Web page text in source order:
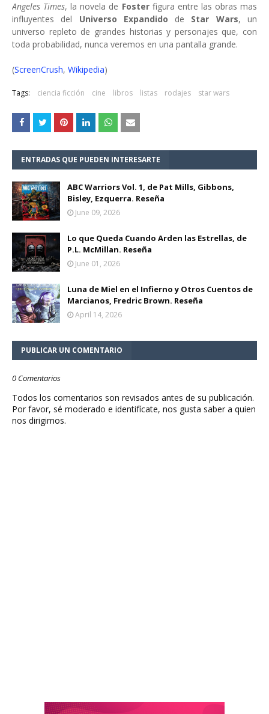
Angeles Times, la novela de Foster figura entre las obras mas
influyentes del Universo Expandido de Star Wars, un
universo repleto de grandes historias y personajes que, con
toda probabilidad, nunca veremos en una pantalla grande.
(ScreenCrush, Wikipedia)
Tags: ciencia ficción cine libros listas rodajes star wars
ENTRADAS QUE PUEDEN INTERESARTE
ABC Warriors Vol. 1, de Pat Mills, Gibbons,
Bisley, Ezquerra. Reseña
June 09, 2026
Lo que Queda Cuando Arden las Estrellas, de
P.L. McMillan. Reseña
June 01, 2026
Luna de Miel en el Infierno y Otros Cuentos de
Marcianos, Fredric Brown. Reseña
April 14, 2026
PUBLICAR UN COMENTARIO
0 Comentarios
Todos los comentarios son revisados antes de su publicación.
Por favor, sé moderado e identifícate, nos gusta saber a quien
nos dirigimos.